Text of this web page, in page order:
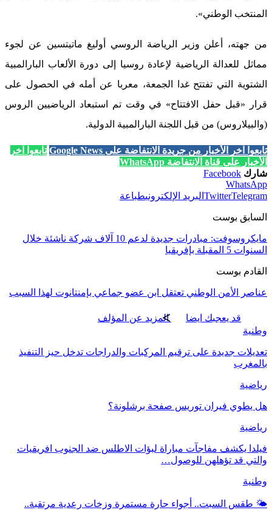
المنتخب الوطني».
من جهته، أعلن وزير الرياضة الروسي أوليغ ماتيتسين عن لجوء
مماثل للعدالة الرياضية لإعادة روسيا إلى دورة الألعاب البارالمبية
الشتوية التي تفتتح غدا الجمعة، معربا عن أمله في الحصول على
قرار «قبل حفل الافتتاح» في وقت تم استبعاد الرياضيين الروس
(والبيلاروس) من قبل اللجنة البارالمبية الدولية.
تابعوا آخر الأخبار من جريدة الانتفاضة على Google News
تابعوا آخر
الأخبار على قناة الانتفاضة WhatsApp
شارك Facebook
WhatsApp
TwitterTelegram البريد الإلكترونيطباعة
السابق بوست
مايكروسوفت: مبادرات جديدة لدعم 10 آلاف شركة ناشئة خلال
السنوات 5 المقبلة بإفريقيا
القادم بوست
عناصر الأمن الوطني تعتقل ابن عضو جماعي بإمنتانوت لهذا السبب
قد يعجبك ايضا
المزيد عن المؤلف
وطنية
تعديلات جديدة على ترقيم المركبات والدراجات تدخل حيز التنفيذ
بالمغرب
رياضية
هل يطوي فيران توريس صفحة برشلونة؟
رياضية
فيلدا يكشف مفاجآت مباراة لبؤات الاطلس ضد الجنوب افريقيات
والتي قد تؤهلهن للوصول…
وطنية
🌤️ طقس السبت.. أجواء حارة مستمرة وزخات رعدية مرتقبة..